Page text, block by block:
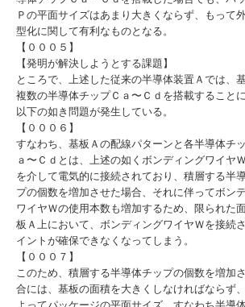
Ｐの平面サイズはあまり大きくならず、もって
型化に関して有利なものとなる。
【０００５】
【発明が解決しようとする課題】
ところで、上述した従来の半導体装置Ａでは、
複数の半導体チップＣａ〜Ｃｄを搭載すること
以下の如き問題が発生している。
【０００６】
すなわち、基板Ａの配線パターンと各半導体チ
ａ〜Ｃｄとは、上述の如くボンディングワイヤ
を介して電気的に接続されており、積層する半
プの個数を増加させた場合、それに伴ってボン
ワイヤＷの使用本数も増加するため、限られた
板Ａ上において、ボンディングワイヤＷを接続
イントが確保できなくなってしまう。
【０００７】
このため、積層する半導体チップの個数を増加
合には、基板の面積を大きくしなければならず